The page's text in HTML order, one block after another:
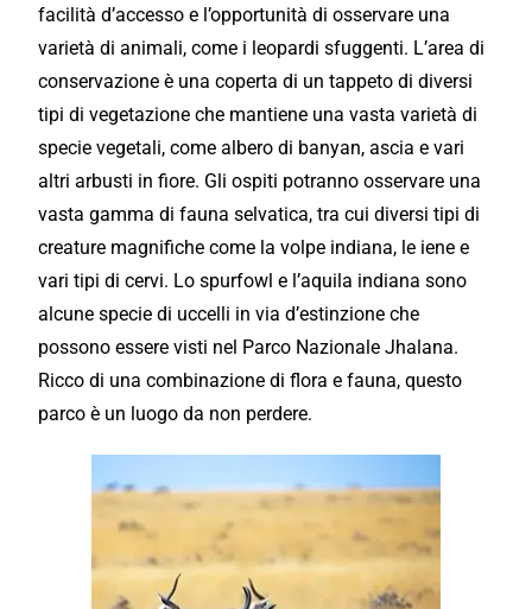
facilità d’accesso e l’opportunità di osservare una
varietà di animali, come i leopardi sfuggenti. L’area di
conservazione è una coperta di un tappeto di diversi
tipi di vegetazione che mantiene una vasta varietà di
specie vegetali, come albero di banyan, ascia e vari
altri arbusti in fiore. Gli ospiti potranno osservare una
vasta gamma di fauna selvatica, tra cui diversi tipi di
creature magnifiche come la volpe indiana, le iene e
vari tipi di cervi. Lo spurfowl e l’aquila indiana sono
alcune specie di uccelli in via d’estinzione che
possono essere visti nel Parco Nazionale Jhalana.
Ricco di una combinazione di flora e fauna, questo
parco è un luogo da non perdere.